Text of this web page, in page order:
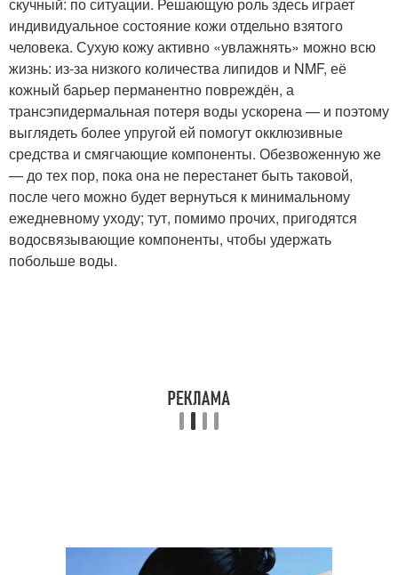
индивидуальное состояние кожи отдельно взятого
человека. Сухую кожу активно «увлажнять» можно всю
жизнь: из-за низкого количества липидов и NMF, её
кожный барьер перманентно повреждён, а
трансэпидермальная потеря воды ускорена — и поэтому
выглядеть более упругой ей помогут окклюзивные
средства и смягчающие компоненты. Обезвоженную же
— до тех пор, пока она не перестанет быть таковой,
после чего можно будет вернуться к минимальному
ежедневному уходу; тут, помимо прочих, пригодятся
водосвязывающие компоненты, чтобы удержать
побольше воды.